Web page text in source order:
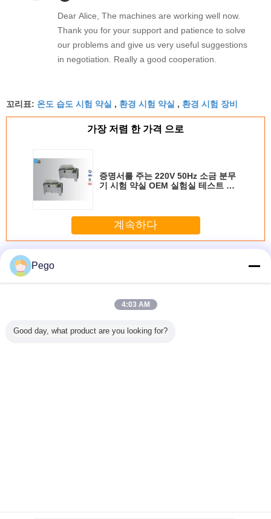
Dear Alice, The machines are working well now.
Thank you for your support and patience to solve
our problems and give us very useful suggestions
in negotiation. Really a good cooperation.
꼬리표: 온도 습도 시험 약실 , 환경 시험 약실 , 환경 시험 장비
가장 저렴 한 가격 으로
증명서를 주는 220V 50Hz 소금 분무
기 시험 약실 OEM 실험실 테스트 기
계속하다
더 많은 것
턴테이
진 AC
소형 물분사 분사
구 검사자 금관 악
IEC60598 방수 환
경 시험 장비는 옥
Pego
4:03 AM
Good day, what product are you looking for?